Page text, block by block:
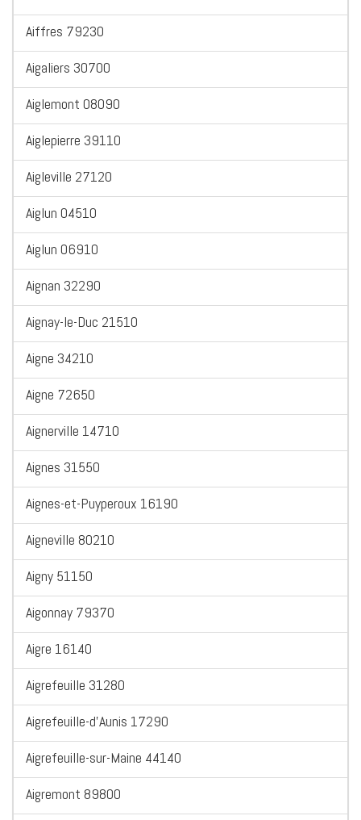
Aiffres 79230
Aigaliers 30700
Aiglemont 08090
Aiglepierre 39110
Aigleville 27120
Aiglun 04510
Aiglun 06910
Aignan 32290
Aignay-le-Duc 21510
Aigne 34210
Aigne 72650
Aignerville 14710
Aignes 31550
Aignes-et-Puyperoux 16190
Aigneville 80210
Aigny 51150
Aigonnay 79370
Aigre 16140
Aigrefeuille 31280
Aigrefeuille-d'Aunis 17290
Aigrefeuille-sur-Maine 44140
Aigremont 89800